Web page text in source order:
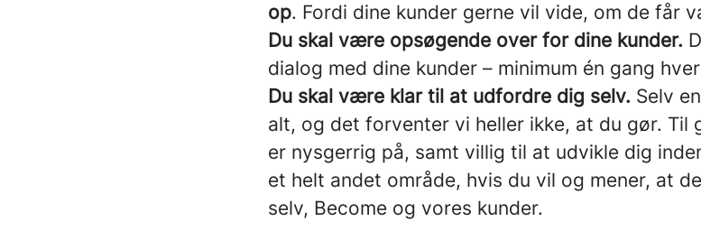
op. Fordi dine kunder gerne vil vide, om de får
Du skal være opsøgende over for dine kunder.
dialog med dine kunder – minimum én gang
Du skal være klar til at udfordre dig selv. Selv
alt, og det forventer vi heller ikke, at du gør.
er nysgerrig på, samt villig til at udvikle dig
et helt andet område, hvis du vil og mener, at
selv, Become og vores kunder.